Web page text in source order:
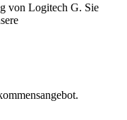
von Logitech G. Sie